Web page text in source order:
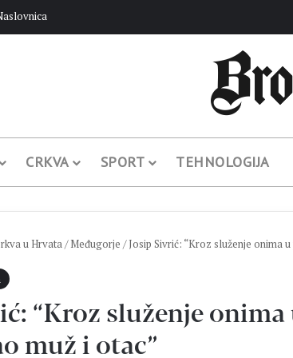
CRKVA SPORT TEHNOLOGIJA
u Hrvata/ Međugorje / Josip Sivrić: “Kroz služenje onima
“Kroz služenje
muž i otac”